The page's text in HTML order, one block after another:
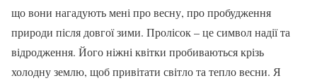
що вони нагадують мені про весну, про пробудження
природи після довгої зими. Пролісок – це символ надії та
відродження. Його ніжні квітки пробиваються крізь
холодну землю, щоб привітати світло та тепло весни. Я